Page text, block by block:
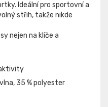
Ideální pro sportovní a
střih, takže nikde
nejen na klíče a
35 % polyester